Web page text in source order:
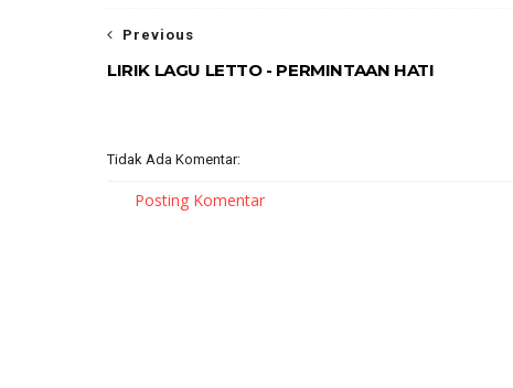
Previous
LIRIK LAGU LETTO - PERMINTAAN HATI
Tidak Ada Komentar:
Posting Komentar